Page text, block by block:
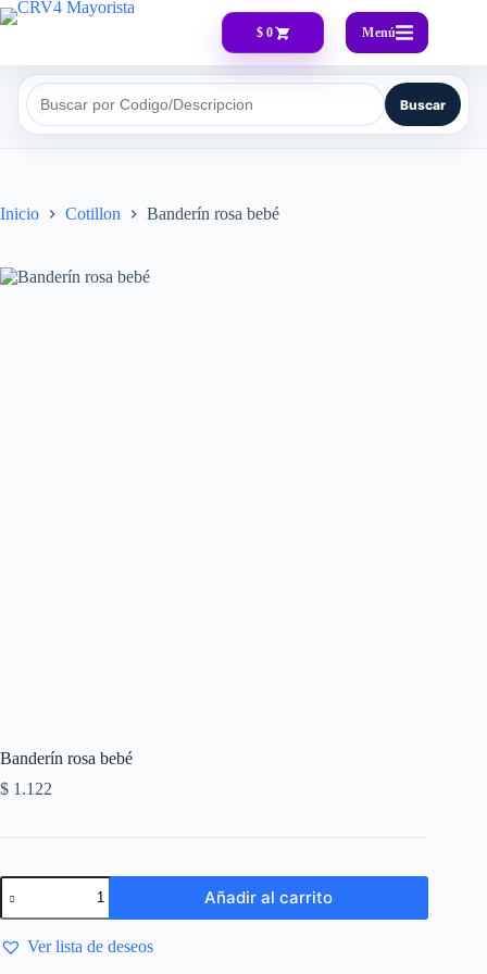
$ 0 Menú
Buscar por Codigo/Descripcion Buscar
Inicio Cotillon Banderín rosa bebé
Banderín rosa bebé
$ 1.122
Añadir al carrito
Ver lista de deseos